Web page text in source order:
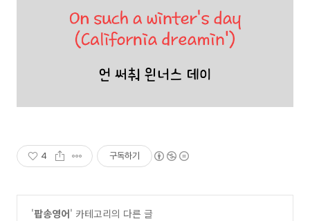
4 구독하기
'팝송영어' 카테고리의 다른 글